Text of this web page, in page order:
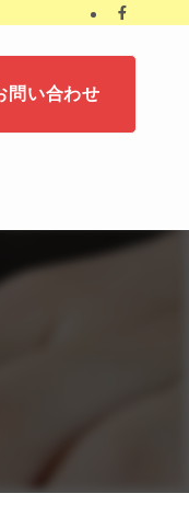
問い合わせ